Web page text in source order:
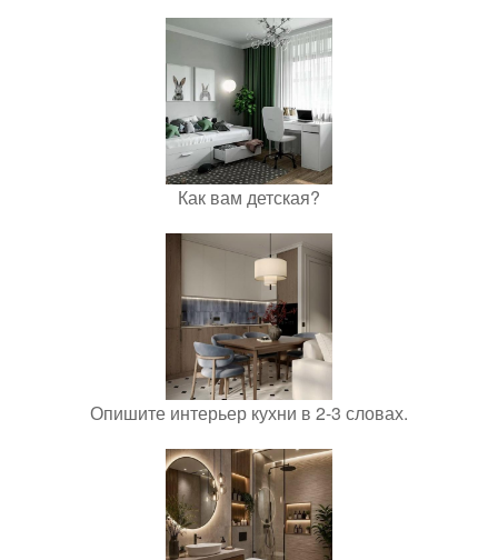
Как вам детская?
Опишите интерьер кухни в 2-3 словах.